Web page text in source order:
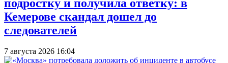
подростку и получила ответку: в
Кемерове скандал дошел до
следователей
7 августа 2026 16:04